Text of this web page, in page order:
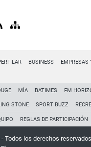
BUSINESS EMPRESAS
MÍA BATIMES FM
STONE SPORT BUZZ
REGLAS DE PARTICIPACIÓN
Todos los derechos